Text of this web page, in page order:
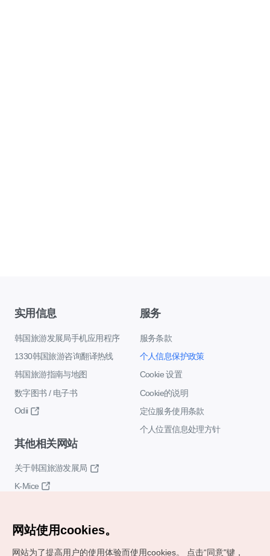
实用信息
韩国旅游发展局手机应用程序
1330韩国旅游咨询翻译热线
韩国旅游指南与地图
数字图书 / 电子书
Odii
服务
服务条款
个人信息保护政策
Cookie 设置
Cookie的说明
定位服务使用条款
个人位置信息处理方针
其他相关网站
关于韩国旅游发展局
K-Mice
网站使用cookies。
网站为了提高用户的使用体验而使用cookies。 点击“同意"键，